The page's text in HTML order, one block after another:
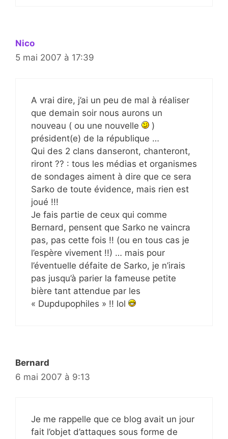
Nico
5 mai 2007 à 17:39
A vrai dire, j’ai un peu de mal à réaliser
que demain soir nous aurons un
nouveau ( ou une nouvelle
)
président(e) de la république …
Qui des 2 clans danseront, chanteront,
riront ?? : tous les médias et organismes
de sondages aiment à dire que ce sera
Sarko de toute évidence, mais rien est
joué !!!
Je fais partie de ceux qui comme
Bernard, pensent que Sarko ne vaincra
pas, pas cette fois !! (ou en tous cas je
l’espère vivement !!) … mais pour
l’éventuelle défaite de Sarko, je n’irais
pas jusqu’à parier la fameuse petite
bière tant attendue par les
« Dupdupophiles » !! lol
Bernard
6 mai 2007 à 9:13
Je me rappelle que ce blog avait un jour
fait l’objet d’attaques sous forme de